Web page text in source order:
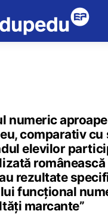
numeric
comparativ cu
elevilor
românească
rezultate
funcțional
marcante”